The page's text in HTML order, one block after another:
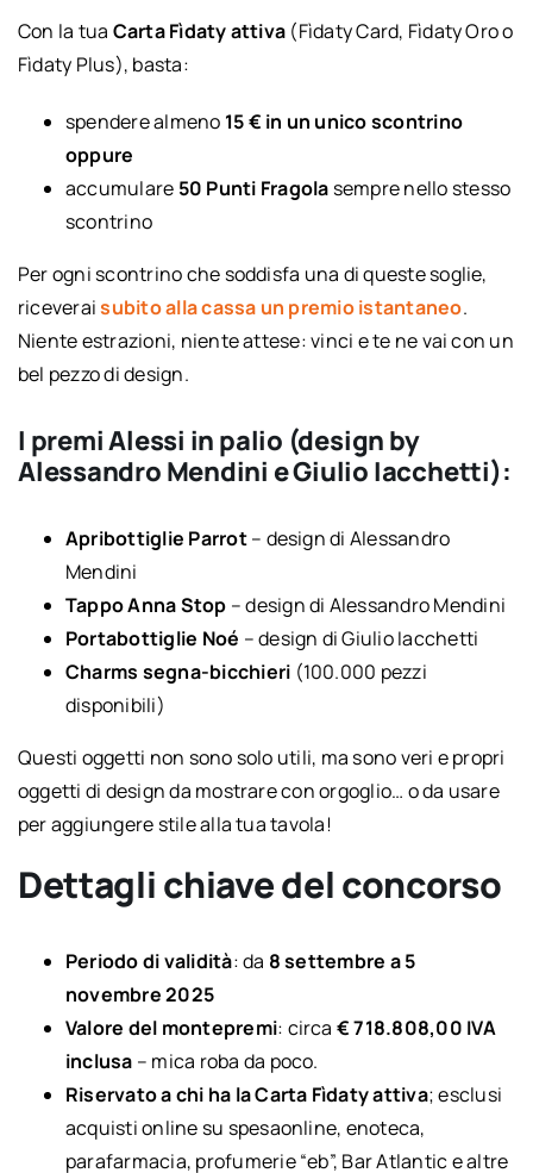
Con la tua Carta Fìdaty attiva (Fìdaty Card, Fìdaty Oro o
Fìdaty Plus), basta:
spendere almeno 15 € in un unico scontrino
oppure
accumulare 50 Punti Fragola sempre nello stesso
scontrino
Per ogni scontrino che soddisfa una di queste soglie,
riceveraisubito alla cassa un premio istantaneo.
Niente estrazioni, niente attese: vinci e te ne vai con un
bel pezzo di design.
I premi Alessi in palio (design by
Alessandro Mendini e Giulio Iacchetti):
Apribottiglie Parrot– design di Alessandro
Mendini
Tappo Anna Stop – design di Alessandro Mendini
Portabottiglie Noé – design di Giulio Iacchetti
Charms segna-bicchieri (100.000 pezzi
disponibili)
Questi oggetti non sono solo utili, ma sono veri e propri
oggetti di design da mostrare con orgoglio… o da usare
per aggiungere stile alla tua tavola!
Dettagli chiave del concorso
Periodo di validità: da 8 settembre a 5
novembre 2025
Valore del montepremi: circa € 718.808,00 IVA
inclusa – mica roba da poco.
Riservato a chi ha la Carta Fìdaty attiva; esclusi
acquisti online su spesaonline, enoteca,
parafarmacia, profumerie “eb”, Bar Atlantic e altre